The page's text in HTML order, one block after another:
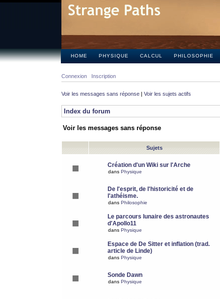
HOME PHYSIQUE CALCUL PHILOSOPHIE
Connexion Inscription
Voir les messages sans réponse | Voir les sujets actifs
Index du forum
Voir les messages sans réponse
Sujets
Création d'un Wiki sur l'Arche
dans Physique
De l'esprit, de l'historicité et de
l'athéisme.
dans Philosophie
Le parcours lunaire des astronautes
d'Apollo11
dans Physique
Espace de De Sitter et inflation (trad.
article de Linde)
dans Physique
Sonde Dawn
dans Physique